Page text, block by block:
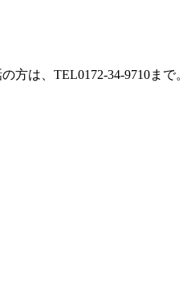
は、TEL0172-34-9710まで。